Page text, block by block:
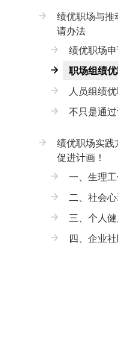
绩优职场与推
请办法
绩优职场
职场组绩
人员组绩
不只是通
绩优职场实践
促进计画！
一、生理
二、社会
三、个人
四、企业